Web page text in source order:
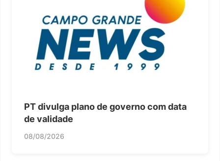
PT divulga plano de governo com data
de validade
08/08/2026